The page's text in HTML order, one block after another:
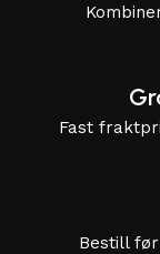
Fast
Bestill før